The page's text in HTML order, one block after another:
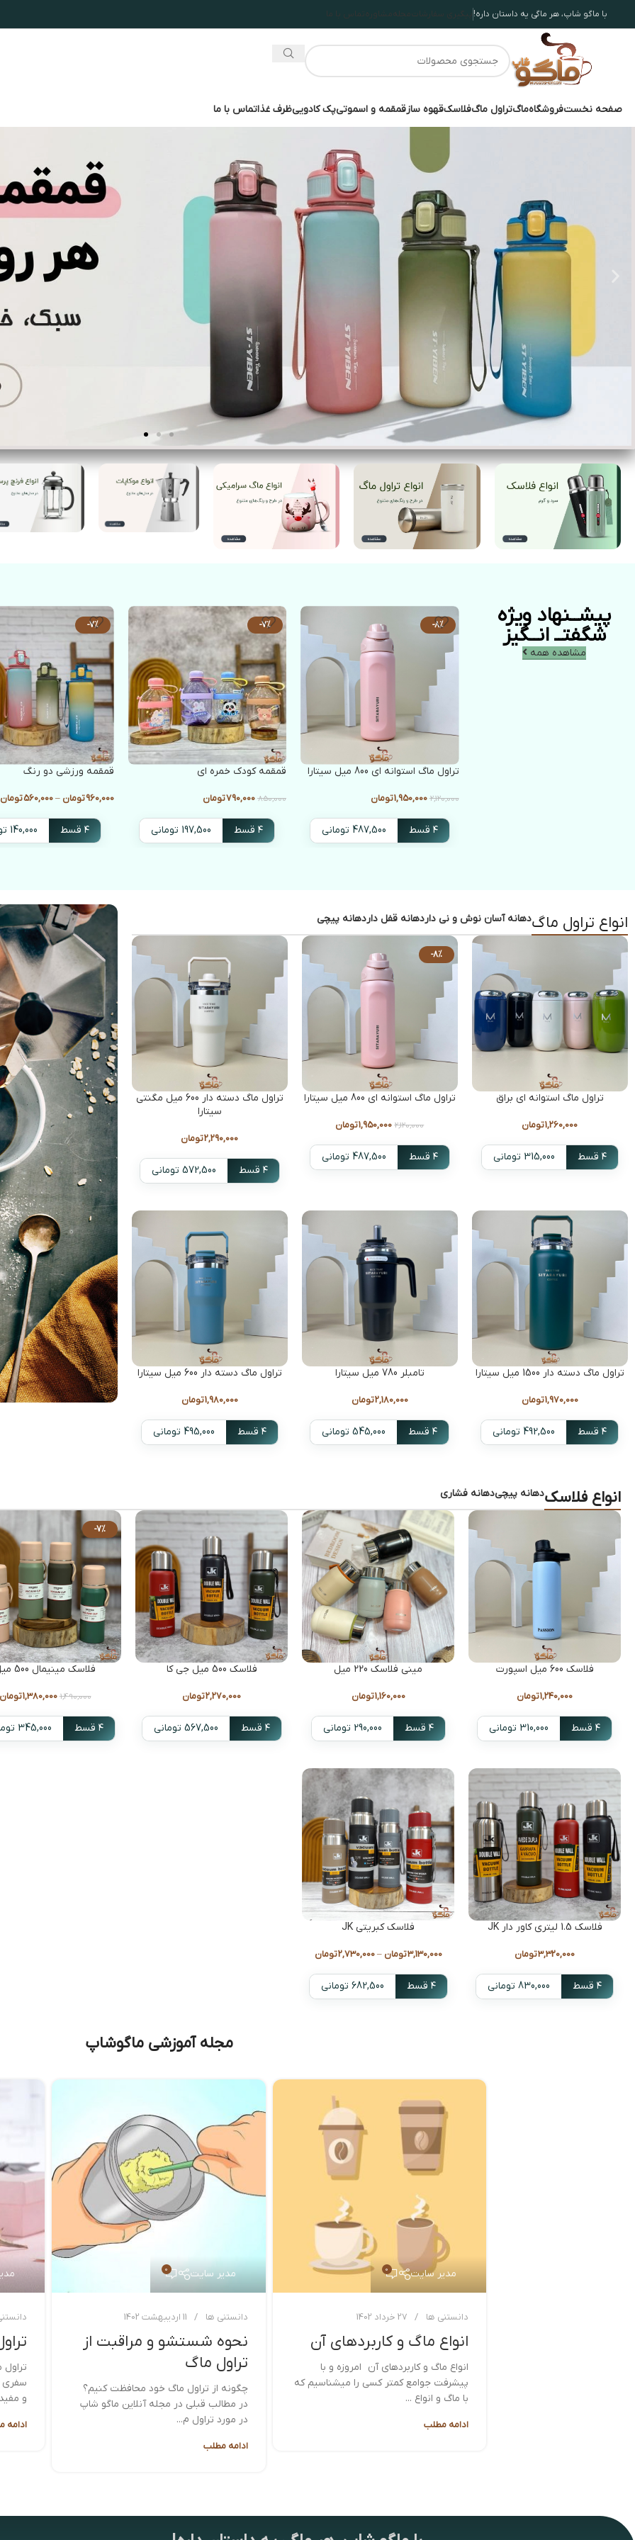
با ماگو شاپ، هر ماگی یه داستان داره!پیگیری سفارشاتمجلهمشاوره تماس با ما
صفحه نخستفروشگاهماگتراول ماگفلاسکقهوه سازقمقمه و اسموتیپک کادوییظرف غذاتماس با ما
پیشــنهاد ویژه
شگفتــ انــگیز
مشاهده همه
-8%
تراول ماگ استوانه ای 800 میل سیتارا
2,120,000
1,950,000تومان
487,500 تومانی ۴ قسط
-7%
قمقمه کودک خمره ای
850,000
790,000تومان
197,500 تومانی ۴ قسط
-7%
قمقمه ورزشی دو رنگ
960,000تومان –
560,000تومان
140,000 تومانی ۴ قسط
انواع تراول ماگدهانه آسان نوش و نی داردهانه قفل داردهانه پیچی
تراول ماگ استوانه ای براق
1,260,000تومان
315,000 تومانی ۴ قسط
-8%
تراول ماگ استوانه ای 800 میل سیتارا
2,120,000
1,950,000تومان
487,500 تومانی ۴ قسط
تراول ماگ دسته دار 600 میل مگنتی
سیتارا
2,290,000تومان
572,500 تومانی ۴ قسط
تراول ماگ دسته دار 1500 میل سیتارا
1,970,000تومان
492,500 تومانی ۴ قسط
تامبلر 780 میل سیتارا
2,180,000تومان
545,000 تومانی ۴ قسط
تراول ماگ دسته دار 600 میل سیتارا
1,980,000تومان
495,000 تومانی ۴ قسط
دیدن همه موکاپات ها
انواع فلاسکدهانه پیچیدهانه فشاری
فلاسک 600 میل اسپورت
1,240,000تومان
310,000 تومانی ۴ قسط
مینی فلاسک 220 میل
1,160,000تومان
290,000 تومانی ۴ قسط
فلاسک 500 میل جی کا
2,270,000تومان
567,500 تومانی ۴ قسط
-7%
فلاسک مینیمال 500 میل
1,490,000
1,380,000تومان
345,000 تومانی ۴ قسط
فلاسک 1.5 لیتری کاور دار JK
3,320,000تومان
830,000 تومانی ۴ قسط
فلاسک کبریتی JK
3,130,000تومان –
2,730,000تومان
682,500 تومانی ۴ قسط
مجله آموزشی ماگوشاپ
مدیر سایت 0
دانستنی ها 27 خرداد 1402
انواع ماگ و کاربردهای آن
انواع ماگ و کاربردهای آن امروزه و با
پیشرفت جوامع کمتر کسی را میشناسیم که
با ماگ و انواع ...
ادامه مطلب
مدیر سایت 0
دانستنی ها 11 اردیبهشت 1402
نحوه شستشو و مراقبت از
تراول ماگ
چگونه از تراول ماگ خود محافظت کنیم؟
در مطالب قبلی در مجله آنلاین ماگو شاپ
در مورد تراول م...
ادامه مطلب
سفری
و
ادامه